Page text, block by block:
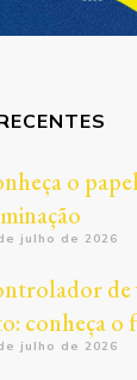
o
julho de 2026
de
conheça o
julho de 2026